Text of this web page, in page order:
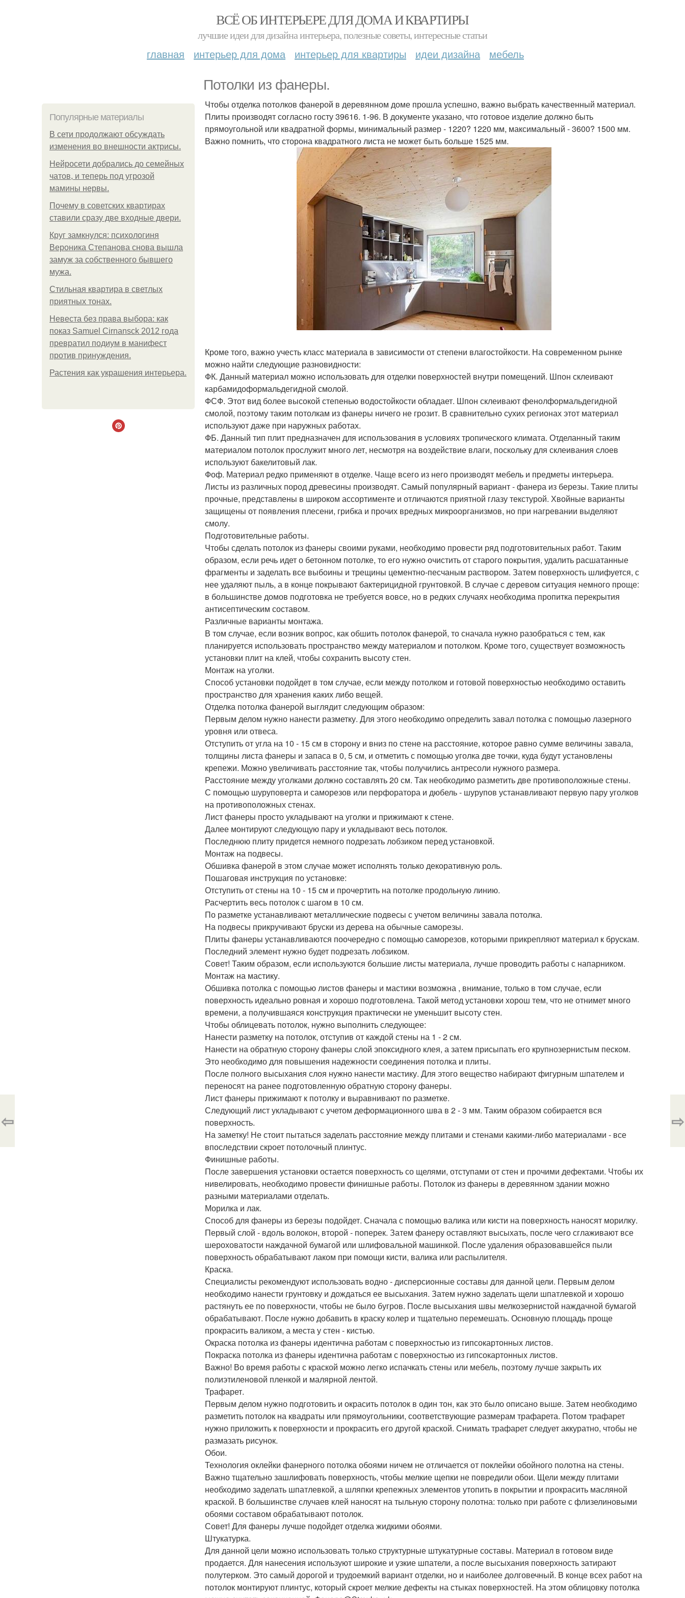
ВСЁ ОБ ИНТЕРЬЕРЕ ДЛЯ ДОМА И КВАРТИРЫ
лучшие идеи для дизайна интерьера, полезные советы, интересные статьи
главная интерьер для дома интерьер для квартиры идеи дизайна мебель
Потолки из фанеры.
Популярные материалы
В сети продолжают обсуждать
изменения во внешности актрисы.
Нейросети добрались до семейных
чатов, и теперь под угрозой
мамины нервы.
Почему в советских квартирах
ставили сразу две входные двери.
Круг замкнулся: психологиня
Вероника Степанова снова вышла
замуж за собственного бывшего
мужа.
Стильная квартира в светлых
приятных тонах.
Невеста без права выбора: как
показ Samuel Cirnansck 2012 года
превратил подиум в манифест
против принуждения.
Растения как украшения интерьера.
Чтобы отделка потолков фанерой в деревянном доме прошла успешно, важно выбрать качественный материал.
Плиты производят согласно госту 39616. 1-96. В документе указано, что готовое изделие должно быть
прямоугольной или квадратной формы, минимальный размер - 1220? 1220 мм, максимальный - 3600? 1500 мм.
Важно помнить, что сторона квадратного листа не может быть больше 1525 мм.
Кроме того, важно учесть класс материала в зависимости от степени влагостойкости. На современном рынке
можно найти следующие разновидности:
ФК. Данный материал можно использовать для отделки поверхностей внутри помещений. Шпон склеивают
карбамидоформальдегидной смолой.
ФСФ. Этот вид более высокой степенью водостойкости обладает. Шпон склеивают фенолформальдегидной
смолой, поэтому таким потолкам из фанеры ничего не грозит. В сравнительно сухих регионах этот материал
используют даже при наружных работах.
ФБ. Данный тип плит предназначен для использования в условиях тропического климата. Отделанный таким
материалом потолок прослужит много лет, несмотря на воздействие влаги, поскольку для склеивания слоев
используют бакелитовый лак.
Фоф. Материал редко применяют в отделке. Чаще всего из него производят мебель и предметы интерьера.
Листы из различных пород древесины производят. Самый популярный вариант - фанера из березы. Такие плиты
прочные, представлены в широком ассортименте и отличаются приятной глазу текстурой. Хвойные варианты
защищены от появления плесени, грибка и прочих вредных микроорганизмов, но при нагревании выделяют
смолу.
Подготовительные работы.
Чтобы сделать потолок из фанеры своими руками, необходимо провести ряд подготовительных работ. Таким
образом, если речь идет о бетонном потолке, то его нужно очистить от старого покрытия, удалить расшатанные
фрагменты и заделать все выбоины и трещины цементно-песчаным раствором. Затем поверхность шлифуется, с
нее удаляют пыль, а в конце покрывают бактерицидной грунтовкой. В случае с деревом ситуация немного проще:
в большинстве домов подготовка не требуется вовсе, но в редких случаях необходима пропитка перекрытия
антисептическим составом.
Различные варианты монтажа.
В том случае, если возник вопрос, как обшить потолок фанерой, то сначала нужно разобраться с тем, как
планируется использовать пространство между материалом и потолком. Кроме того, существует возможность
установки плит на клей, чтобы сохранить высоту стен.
Монтаж на уголки.
Способ установки подойдет в том случае, если между потолком и готовой поверхностью необходимо оставить
пространство для хранения каких либо вещей.
Отделка потолка фанерой выглядит следующим образом:
Первым делом нужно нанести разметку. Для этого необходимо определить завал потолка с помощью лазерного
уровня или отвеса.
Отступить от угла на 10 - 15 см в сторону и вниз по стене на расстояние, которое равно сумме величины завала,
толщины листа фанеры и запаса в 0, 5 см, и отметить с помощью уголка две точки, куда будут установлены
крепежи. Можно увеличивать расстояние так, чтобы получились антресоли нужного размера.
Расстояние между уголками должно составлять 20 см. Так необходимо разметить две противоположные стены.
С помощью шуруповерта и саморезов или перфоратора и дюбель - шурупов устанавливают первую пару уголков
на противоположных стенах.
Лист фанеры просто укладывают на уголки и прижимают к стене.
Далее монтируют следующую пару и укладывают весь потолок.
Последнюю плиту придется немного подрезать лобзиком перед установкой.
Монтаж на подвесы.
Обшивка фанерой в этом случае может исполнять только декоративную роль.
Пошаговая инструкция по установке:
Отступить от стены на 10 - 15 см и прочертить на потолке продольную линию.
Расчертить весь потолок с шагом в 10 см.
По разметке устанавливают металлические подвесы с учетом величины завала потолка.
На подвесы прикручивают бруски из дерева на обычные саморезы.
Плиты фанеры устанавливаются поочередно с помощью саморезов, которыми прикрепляют материал к брускам.
Последний элемент нужно будет подрезать лобзиком.
Совет! Таким образом, если используются большие листы материала, лучше проводить работы с напарником.
Монтаж на мастику.
Обшивка потолка с помощью листов фанеры и мастики возможна , внимание, только в том случае, если
поверхность идеально ровная и хорошо подготовлена. Такой метод установки хорош тем, что не отнимет много
времени, а получившаяся конструкция практически не уменьшит высоту стен.
Чтобы облицевать потолок, нужно выполнить следующее:
Нанести разметку на потолок, отступив от каждой стены на 1 - 2 см.
Нанести на обратную сторону фанеры слой эпоксидного клея, а затем присыпать его крупнозернистым песком.
Это необходимо для повышения надежности соединения потолка и плиты.
После полного высыхания слоя нужно нанести мастику. Для этого вещество набирают фигурным шпателем и
переносят на ранее подготовленную обратную сторону фанеры.
Лист фанеры прижимают к потолку и выравнивают по разметке.
Следующий лист укладывают с учетом деформационного шва в 2 - 3 мм. Таким образом собирается вся
поверхность.
На заметку! Не стоит пытаться заделать расстояние между плитами и стенами какими-либо материалами - все
впоследствии скроет потолочный плинтус.
Финишные работы.
После завершения установки остается поверхность со щелями, отступами от стен и прочими дефектами. Чтобы их
нивелировать, необходимо провести финишные работы. Потолок из фанеры в деревянном здании можно
разными материалами отделать.
Морилка и лак.
Способ для фанеры из березы подойдет. Сначала с помощью валика или кисти на поверхность наносят морилку.
Первый слой - вдоль волокон, второй - поперек. Затем фанеру оставляют высыхать, после чего сглаживают все
шероховатости наждачной бумагой или шлифовальной машинкой. После удаления образовавшейся пыли
поверхность обрабатывают лаком при помощи кисти, валика или распылителя.
Краска.
Специалисты рекомендуют использовать водно - дисперсионные составы для данной цели. Первым делом
необходимо нанести грунтовку и дождаться ее высыхания. Затем нужно заделать щели шпатлевкой и хорошо
растянуть ее по поверхности, чтобы не было бугров. После высыхания швы мелкозернистой наждачной бумагой
обрабатывают. После нужно добавить в краску колер и тщательно перемешать. Основную площадь проще
прокрасить валиком, а места у стен - кистью.
Окраска потолка из фанеры идентична работам с поверхностью из гипсокартонных листов.
Покраска потолка из фанеры идентична работам с поверхностью из гипсокартонных листов.
Важно! Во время работы с краской можно легко испачкать стены или мебель, поэтому лучше закрыть их
полиэтиленовой пленкой и малярной лентой.
Трафарет.
Первым делом нужно подготовить и окрасить потолок в один тон, как это было описано выше. Затем необходимо
разметить потолок на квадраты или прямоугольники, соответствующие размерам трафарета. Потом трафарет
нужно приложить к поверхности и прокрасить его другой краской. Снимать трафарет следует аккуратно, чтобы не
размазать рисунок.
Обои.
Технология оклейки фанерного потолка обоями ничем не отличается от поклейки обойного полотна на стены.
Важно тщательно зашлифовать поверхность, чтобы мелкие щепки не повредили обои. Щели между плитами
необходимо заделать шпатлевкой, а шляпки крепежных элементов утопить в покрытии и прокрасить масляной
краской. В большинстве случаев клей наносят на тыльную сторону полотна: только при работе с флизелиновыми
обоями составом обрабатывают потолок.
Совет! Для фанеры лучше подойдет отделка жидкими обоями.
Штукатурка.
Для данной цели можно использовать только структурные штукатурные составы. Материал в готовом виде
продается. Для нанесения используют широкие и узкие шпатели, а после высыхания поверхность затирают
полутерком. Это самый дорогой и трудоемкий вариант отделки, но и наиболее долговечный. В конце всех работ на
потолок монтируют плинтус, который скроет мелкие дефекты на стыках поверхностей. На этом облицовку потолка
⇦ ⇨